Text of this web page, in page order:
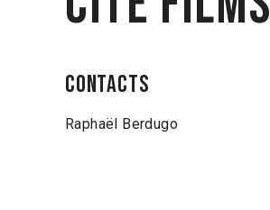
Contacts
Raphaël Berdugo